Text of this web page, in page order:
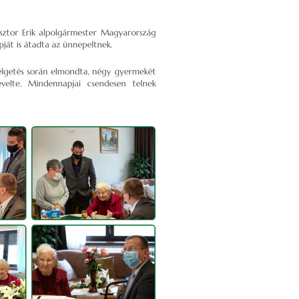
Erik alpolgármester Magyarország
is átadta az ünnepeltnek.
során elmondta, négy gyermekét
Mindennapjai csendesen telnek